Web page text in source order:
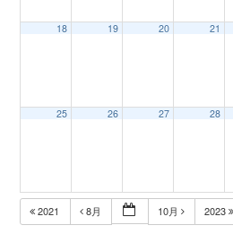
18 19 20 21
25 26 27 28
2021 8月 10月 2023